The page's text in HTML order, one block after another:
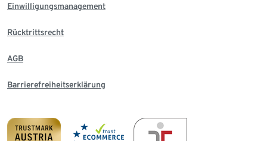
Einwilligungsmanagement
Rücktrittsrecht
AGB
Barrierefreiheitserklärung